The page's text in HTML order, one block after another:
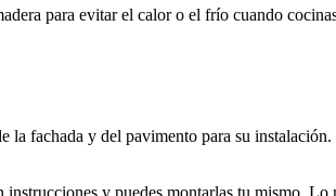
para evitar el calor o el frío cuando
fachada y del pavimento para su
y puedes montarlas tu mismo. Lo